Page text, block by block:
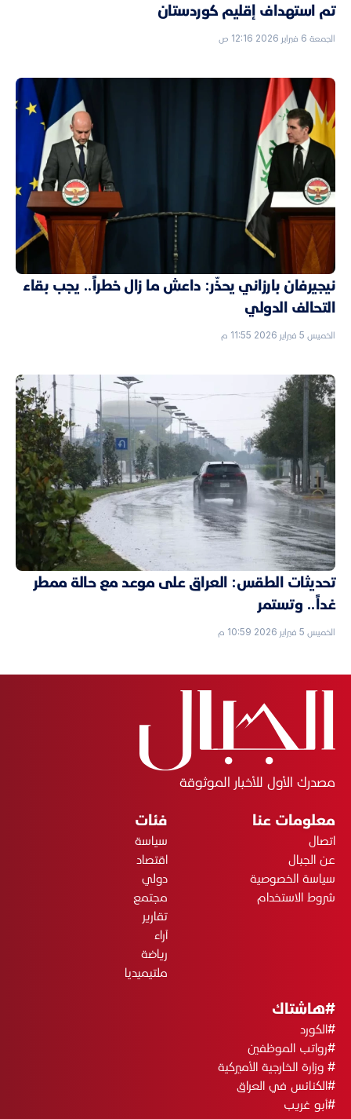
تم استهداف إقليم كوردستان
الجمعة 6 فبراير 2026 12:16 ص
نيجيرفان بارزاني يحذّر: داعش ما زال خطراً.. يجب بقاء
التحالف الدولي
الخميس 5 فبراير 2026 11:55 م
تحديثات الطقس: العراق على موعد مع حالة ممطر
غداً.. وتستمر
الخميس 5 فبراير 2026 10:59 م
مصدرك الأول للأخبار الموثوقة
معلومات عنا
اتصال
عن الجبال
سياسة الخصوصية
شروط الاستخدام
فئات
سياسة
اقتصاد
دولي
مجتمع
تقارير
آراء
رياضة
ملتيميديا
#هاشتاك
#الكورد
#رواتب الموظفين
# وزارة الخارجية الأميركية
#الكنائس في العراق
#أبو غريب